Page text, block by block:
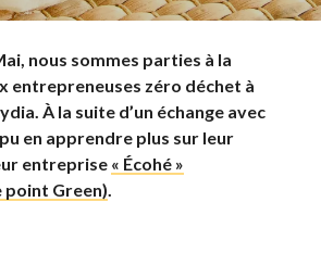
nous sommes parties à la
entrepreneuses zéro déchet à
À la suite d’un échange avec
en apprendre plus sur leur
entreprise « Écohé »
point Green)
Green alias LA boutique zéro